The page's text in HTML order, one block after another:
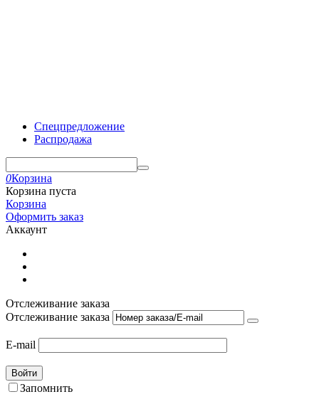
Спецпредложение
Распродажа
0Корзина
Корзина пуста
Корзина
Оформить заказ
Аккаунт
Отслеживание заказа
Отслеживание заказа
E-mail
Войти
Запомнить